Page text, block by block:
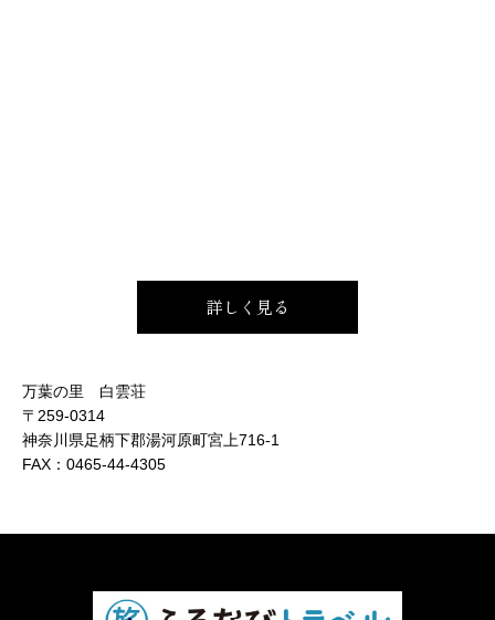
詳しく見る
万葉の里 白雲荘
〒259-0314
神奈川県足柄下郡湯河原町宮上716-1
FAX： 0465-44-4305